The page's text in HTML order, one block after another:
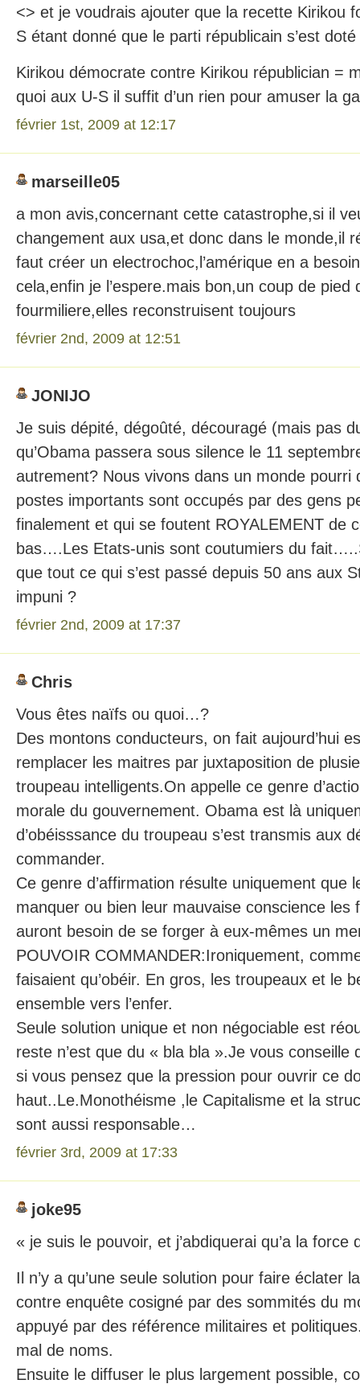
<> et je voudrais ajouter que la recette Kirikou
S étant donné que le parti républicain s’est
Kirikou démocrate contre Kirikou républician =
quoi aux U-S il suffit d’un rien pour amuser la
février 1st, 2009 at 12:17
marseille05
a mon avis,concernant cette catastrophe,si il
changement aux usa,et donc dans le monde,il
faut créer un electrochoc,l’amérique en a
cela,enfin je l’espere.mais bon,un coup de pied
fourmiliere,elles reconstruisent toujours
février 2nd, 2009 at 12:51
JONIJO
Je suis dépité, dégoûté, découragé (mais pas
qu’Obama passera sous silence le 11
autrement? Nous vivons dans un monde
postes importants sont occupés par des gens
finalement et qui se foutent ROYALEMENT de
bas….Les Etats-unis sont coutumiers du
que tout ce qui s’est passé depuis 50 ans aux
impuni ?
février 2nd, 2009 at 17:37
Chris
Vous êtes naïfs ou quoi…?
Des montons conducteurs, on fait aujourd’hui
remplacer les maitres par juxtaposition de
troupeau intelligents.On appelle ce genre
morale du gouvernement. Obama est là
d’obéisssance du troupeau s’est transmis aux
commander.
Ce genre d’affirmation résulte uniquement que
manquer ou bien leur mauvaise conscience les
auront besoin de se forger à eux-mêmes un
POUVOIR COMMANDER:Ironiquement,
faisaient qu’obéir. En gros, les troupeaux et le
ensemble vers l’enfer.
Seule solution unique et non négociable est
reste n’est que du « bla bla ».Je vous conseille
si vous pensez que la pression pour ouvrir ce
haut..Le.Monothéisme ,le Capitalisme et la
sont aussi responsable…
février 3rd, 2009 at 17:33
joke95
« je suis le pouvoir, et j’abdiquerai qu’a la
Il n’y a qu’une seule solution pour faire éclater
contre enquête cosigné par des sommités du
appuyé par des référence militaires et
mal de noms.
Ensuite le diffuser le plus largement possible,